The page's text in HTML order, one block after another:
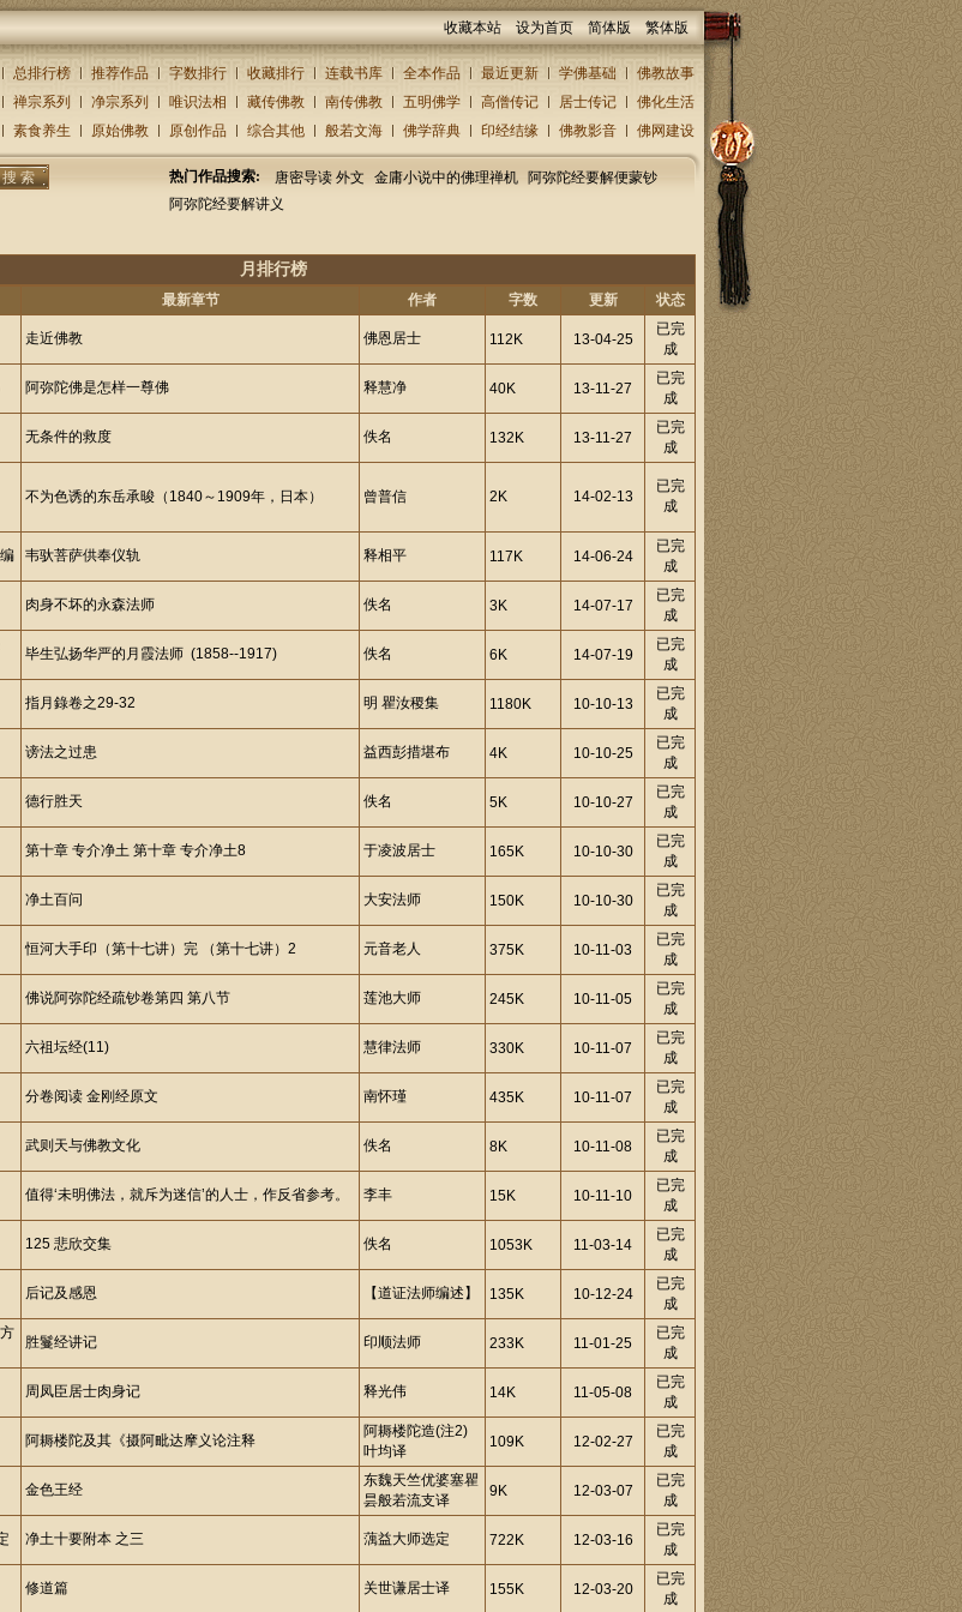
收藏本站 设为首页 简体版 繁体版
总排行榜 推荐作品 字数排行 收藏排行 连载书库 全本作品 最近更新 学佛基础
佛教故事
禅宗系列 净宗系列 唯识法相 藏传佛教 南传佛教 五明佛学 高僧传记 居士传记
佛化生活
素食养生 原始佛教 原创作品 综合其他 般若文海 佛学辞典 印经结缘 佛教影音 佛网建设
热门作品搜索: 唐密导读 外文 金庸小说中的佛理禅机
阿弥陀经要解便蒙钞
阿弥陀经要解讲义
月排行榜
最新章节 作者 字数 更新 状态
走近佛教 佛恩居士 112K 13-04-25
已完
成
阿弥陀佛是怎样一尊佛 释慧净 40K 13-11-27
已完
成
无条件的救度 佚名 132K 13-11-27
已完
成
不为色诱的东岳承晙（1840～1909年，日本） 曾普信 2K 14-02-13
已完
成
韦驮菩萨供奉仪轨 释相平 117K 14-06-24
已完
成
肉身不坏的永森法师 佚名 3K 14-07-17
已完
成
毕生弘扬华严的月霞法师 (1858--1917) 佚名 6K 14-07-19
已完
成
指月錄卷之29-32 明 瞿汝稷集 1180K 10-10-13
已完
成
谤法之过患 益西彭措堪布 4K 10-10-25
已完
成
德行胜天 佚名 5K 10-10-27
已完
成
第十章 专介净土 第十章 专介净土8 于凌波居士 165K 10-10-30
已完
成
净土百问 大安法师 150K 10-10-30
已完
成
恒河大手印（第十七讲）完 （第十七讲）2 元音老人 375K 10-11-03
已完
成
佛说阿弥陀经疏钞卷第四 第八节 莲池大师 245K 10-11-05
已完
成
六祖坛经(11) 慧律法师 330K 10-11-07
已完
成
分卷阅读 金刚经原文 南怀瑾 435K 10-11-07
已完
成
武则天与佛教文化 佚名 8K 10-11-08
已完
成
值得‘未明佛法，就斥为迷信’的人士，作反省参考。 李丰 15K 10-11-10
已完
成
125 悲欣交集 佚名 1053K 11-03-14
已完
成
后记及感恩 【道证法师编述】 135K 10-12-24
已完
成
胜鬘经讲记 印顺法师 233K 11-01-25
已完
成
周凤臣居士肉身记 释光伟 14K 11-05-08
已完
成
阿耨楼陀及其《摄阿毗达摩义论注释
阿耨楼陀造(注2)
叶均译
109K 12-02-27
已完
成
金色王经
东魏天竺优婆塞瞿
昙般若流支译
9K 12-03-07
已完
成
净土十要附本 之三 蕅益大师选定 722K 12-03-16
已完
成
修道篇 关世谦居士译 155K 12-03-20
已完
成